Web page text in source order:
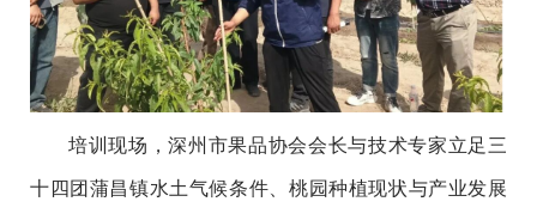
培训现场，深州市果品协会会长与技术专家立足三
十四团蒲昌镇水土气候条件、桃园种植现状与产业发展